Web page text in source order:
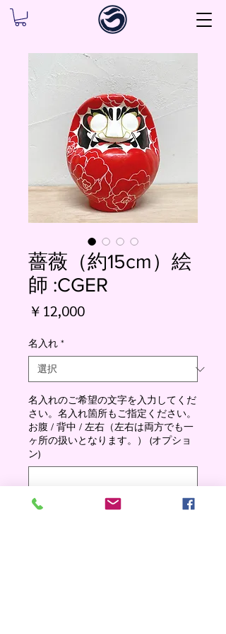
薔薇（約15cm）絵
師 :CGER
￥12,000価
名入れ *
名入れのご希望の文字を入力してくだ
さい。名入れ箇所もご指定ください。
お腹 / 背中 / 左右（左右は両方でも一
ヶ所の扱いとなります。） (オプショ
ン)
0/500